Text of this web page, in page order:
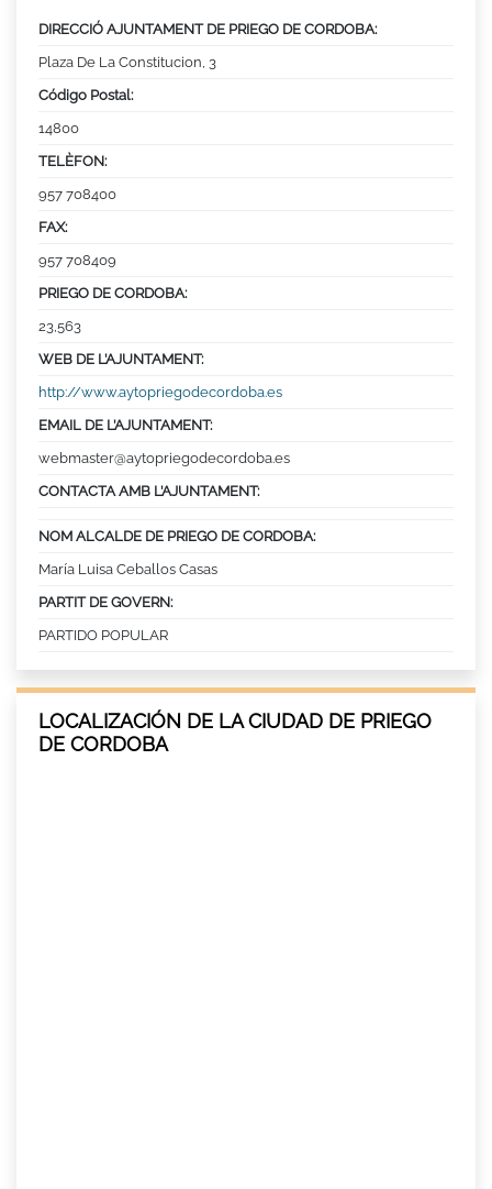
DIRECCIÓ AJUNTAMENT DE PRIEGO DE CORDOBA:
Plaza De La Constitucion, 3
Código Postal:
14800
TELÈFON:
957 708400
FAX:
957 708409
PRIEGO DE CORDOBA:
23,563
WEB DE L’AJUNTAMENT:
http://www.aytopriegodecordoba.es
EMAIL DE L’AJUNTAMENT:
webmaster@aytopriegodecordoba.es
CONTACTA AMB L’AJUNTAMENT:
NOM ALCALDE DE PRIEGO DE CORDOBA:
María Luisa Ceballos Casas
PARTIT DE GOVERN:
PARTIDO POPULAR
LOCALIZACIÓN DE LA CIUDAD DE PRIEGO
DE CORDOBA